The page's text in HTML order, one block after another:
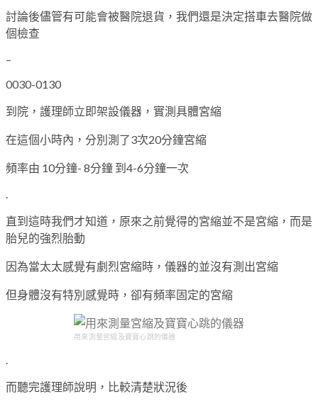
討論後儘管有可能會被醫院退貨，我們還是決定搭車去醫院做
個檢查
–
0030-0130
到院，護理師立即架設儀器，實測具體宮縮
在這個小時內，分別測了3次20分鐘宮縮
頻率由 10分鐘- 8分鐘 到4-6分鐘一次
直到這時我們才知道，原來之前覺得的宮縮並不是宮縮，而是
胎兒的強烈胎動
因為當太太感覺有劇烈宮縮時，儀器的並沒有測出宮縮
但身體沒有特別感覺時，卻有頻率固定的宮縮
用來測量宮縮及寶寶心跳的儀器
而聽完護理師說明，比較清楚狀況後